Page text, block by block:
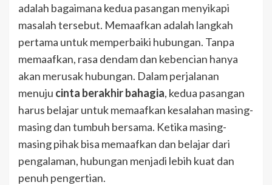
adalah bagaimana kedua pasangan menyikapi
masalah tersebut. Memaafkan adalah langkah
pertama untuk memperbaiki hubungan. Tanpa
memaafkan, rasa dendam dan kebencian hanya
akan merusak hubungan. Dalam perjalanan
menuju cinta berakhir bahagia, kedua pasangan
harus belajar untuk memaafkan kesalahan masing-
masing dan tumbuh bersama. Ketika masing-
masing pihak bisa memaafkan dan belajar dari
pengalaman, hubungan menjadi lebih kuat dan
penuh pengertian.